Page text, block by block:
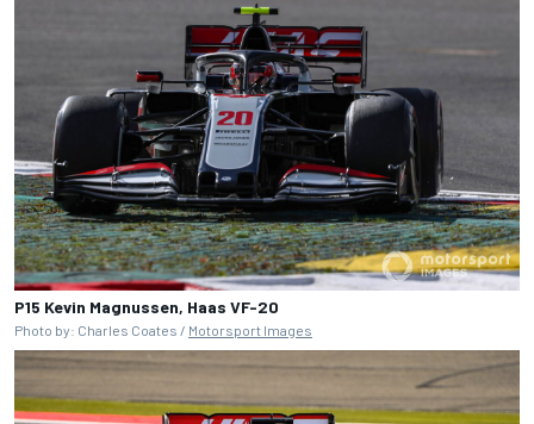
P15 Kevin Magnussen, Haas VF-20
Photo by: Charles Coates / Motorsport Images